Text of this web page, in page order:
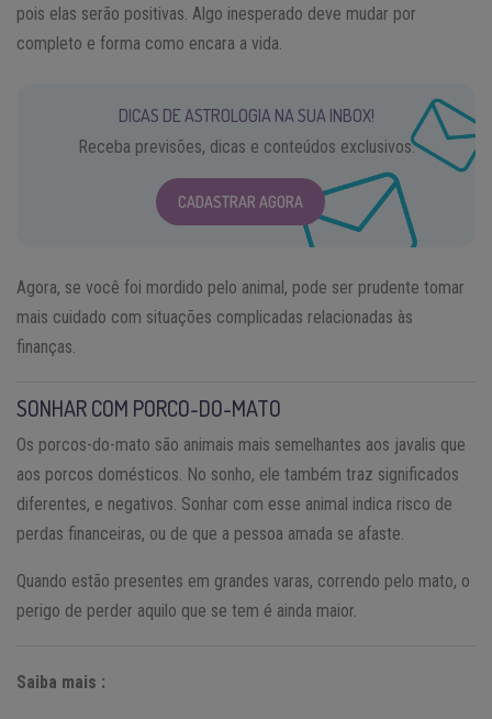
pois elas serão positivas. Algo inesperado deve mudar por
completo e forma como encara a vida.
DICAS DE ASTROLOGIA NA SUA INBOX!
Receba previsões, dicas e conteúdos exclusivos.
CADASTRAR AGORA
Agora, se você foi mordido pelo animal, pode ser prudente tomar
mais cuidado com situações complicadas relacionadas às
finanças.
SONHAR COM PORCO-DO-MATO
Os porcos-do-mato são animais mais semelhantes aos javalis que
aos porcos domésticos. No sonho, ele também traz significados
diferentes, e negativos. Sonhar com esse animal indica risco de
perdas financeiras, ou de que a pessoa amada se afaste.
Quando estão presentes em grandes varas, correndo pelo mato, o
perigo de perder aquilo que se tem é ainda maior.
Saiba mais :